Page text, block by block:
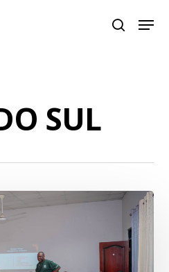
to close
SUL